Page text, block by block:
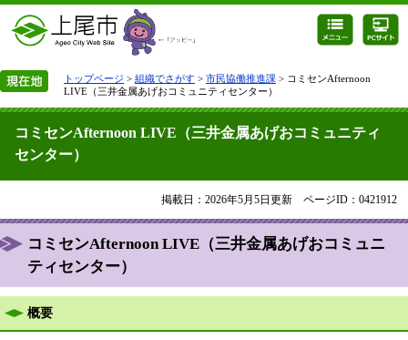
トップページ > 組織でさがす > 市民協働推進課 > コミセンAfternoon
LIVE（三井金属あげおコミュニティセンター）
コミセンAfternoon LIVE（三井金属あげおコミュニティ
センター）
掲載日：2026年5月5日更新 ページID：0421912
コミセンAfternoon LIVE（三井金属あげおコミュニ
ティセンター）
概要